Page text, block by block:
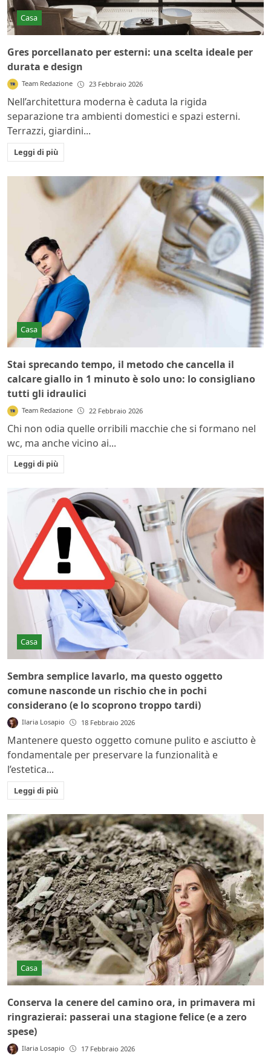
Casa
Gres porcellanato per esterni: una scelta ideale per
durata e design
Team Redazione 23 Febbraio 2026
Nell’architettura moderna è caduta la rigida
separazione tra ambienti domestici e spazi esterni.
Terrazzi, giardini...
Leggi di più
Casa
Stai sprecando tempo, il metodo che cancella il
calcare giallo in 1 minuto è solo uno: lo consigliano
tutti gli idraulici
Team Redazione 22 Febbraio 2026
Chi non odia quelle orribili macchie che si formano nel
wc, ma anche vicino ai...
Leggi di più
Casa
Sembra semplice lavarlo, ma questo oggetto
comune nasconde un rischio che in pochi
considerano (e lo scoprono troppo tardi)
Ilaria Losapio 18 Febbraio 2026
Mantenere questo oggetto comune pulito e asciutto è
fondamentale per preservare la funzionalità e
l’estetica...
Leggi di più
Casa
Conserva la cenere del camino ora, in primavera mi
ringrazierai: passerai una stagione felice (e a zero
spese)
Ilaria Losapio 17 Febbraio 2026